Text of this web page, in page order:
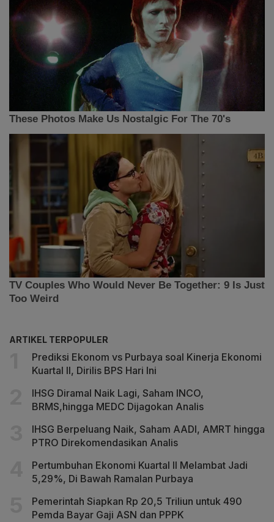
ARTIKEL TERPOPULER
Prediksi Ekonom vs Purbaya soal Kinerja Ekonomi
Kuartal II, Dirilis BPS Hari Ini
IHSG Diramal Naik Lagi, Saham INCO,
BRMS,hingga MEDC Dijagokan Analis
IHSG Berpeluang Naik, Saham AADI, AMRT hingga
PTRO Direkomendasikan Analis
Pertumbuhan Ekonomi Kuartal II Melambat Jadi
5,29%, Di Bawah Ramalan Purbaya
Pemerintah Siapkan Rp 20,5 Triliun untuk 490
Pemda Bayar Gaji ASN dan PPPK